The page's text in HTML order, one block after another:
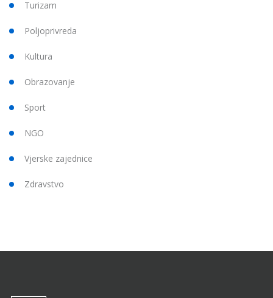
Turizam
Poljoprivreda
Kultura
Obrazovanje
Sport
NGO
Vjerske zajednice
Zdravstvo